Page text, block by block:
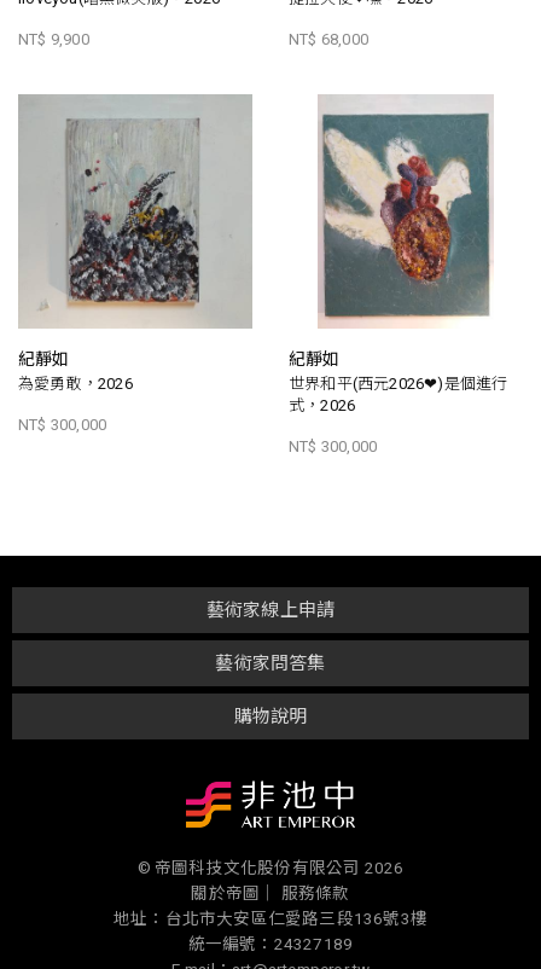
NT$ 9,900 NT$ 68,000
紀靜如
為愛勇敢，2026
NT$ 300,000
紀靜如
世界和平(西元2026❤)是個進行
式，2026
NT$ 300,000
購物說明
藝術家問答集
藝術家線上申請
© 帝圖科技文化股份有限公司 2026
關於帝圖｜
服務條款
地址：台北市大安區仁愛路三段136號3樓
統一編號：24327189